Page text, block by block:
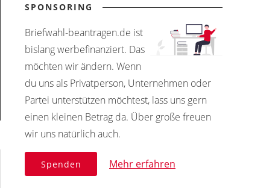
SPONSORING
Briefwahl-beantragen.de ist
bislang werbefinanziert. Das
möchten wir ändern. Wenn
du uns als Privatperson, Unternehmen oder
Partei unterstützen möchtest, lass uns gern
einen kleinen Betrag da. Über große freuen
wir uns natürlich auch.
Spenden Mehr erfahren